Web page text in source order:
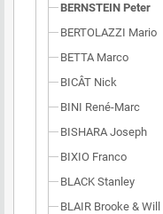
BERNSTEIN Peter
BERTOLAZZI Mario
BETTA Marco
BICÂT Nick
BINI René-Marc
BISHARA Joseph
BIXIO Franco
BLACK Stanley
BLAIR Brooke & Will